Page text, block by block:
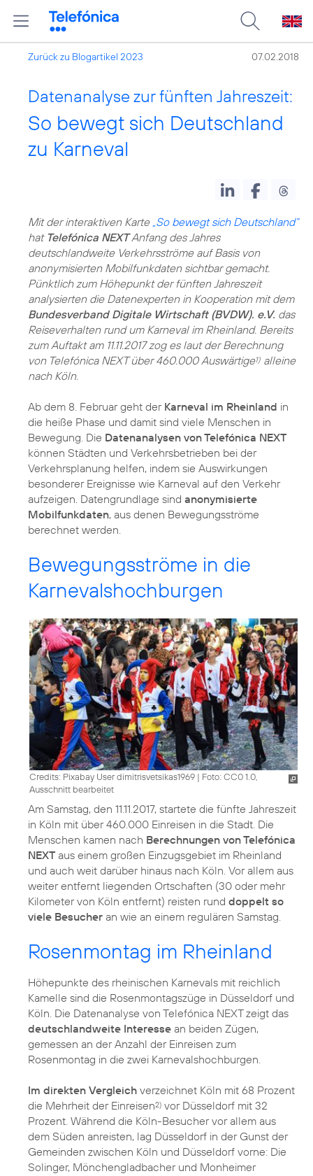
Zurück zu Blogartikel 2023 07.02.2018
Datenanalyse zur fünften Jahreszeit:
So bewegt sich Deutschland
zu Karneval
Mit der interaktiven Karte „So bewegt sich Deutschland“
hat Telefónica NEXTAnfang des Jahres
deutschlandweite Verkehrsströme auf Basis von
anonymisierten Mobilfunkdaten sichtbar gemacht.
Pünktlich zum Höhepunkt der fünften Jahreszeit
analysierten die Datenexperten in Kooperation mit dem
Bundesverband Digitale Wirtschaft (BVDW). e.V. das
Reiseverhalten rund um Karneval im Rheinland. Bereits
zum Auftakt am 11.11.2017 zog es laut der Berechnung
von Telefónica NEXT über 460.000 Auswärtige1) alleine
nach Köln.
Ab dem 8. Februar geht der Karneval im Rheinland in
die heiße Phase und damit sind viele Menschen in
Bewegung. Die Datenanalysen von Telefónica NEXT
können Städten und Verkehrsbetrieben bei der
Verkehrsplanung helfen, indem sie Auswirkungen
besonderer Ereignisse wie Karneval auf den Verkehr
aufzeigen. Datengrundlage sind anonymisierte
Mobilfunkdaten, aus denen Bewegungsströme
berechnet werden.
Bewegungsströme in die
Karnevalshochburgen
Credits: Pixabay User dimitrisvetsikas1969 | Foto: CC0 1.0,
Ausschnitt bearbeitet
Am Samstag, den 11.11.2017, startete die fünfte Jahreszeit
in Köln mit über 460.000 Einreisen in die Stadt. Die
Menschen kamen nach Berechnungen von Telefónica
NEXT aus einem großen Einzugsgebiet im Rheinland
und auch weit darüber hinaus nach Köln. Vor allem aus
weiter entfernt liegenden Ortschaften (30 oder mehr
Kilometer von Köln entfernt) reisten rund doppelt so
viele Besucher an wie an einem regulären Samstag.
Rosenmontag im Rheinland
Höhepunkte des rheinischen Karnevals mit reichlich
Kamelle sind die Rosenmontagszüge in Düsseldorf und
Köln. Die Datenanalyse von Telefónica NEXT zeigt das
deutschlandweite Interesse an beiden Zügen,
gemessen an der Anzahl der Einreisen zum
Rosenmontag in die zwei Karnevalshochburgen.
Im direkten Vergleich verzeichnet Köln mit 68 Prozent
die Mehrheit der Einreisen2) vor Düsseldorf mit 32
Prozent. Während die Köln-Besucher vor allem aus
dem Süden anreisten, lag Düsseldorf in der Gunst der
Gemeinden zwischen Köln und Düsseldorf vorne: Die
Solinger, Mönchengladbacher und Monheimer